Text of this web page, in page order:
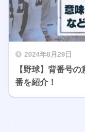
2024年8月29日
【野球】背番号
番を紹介！